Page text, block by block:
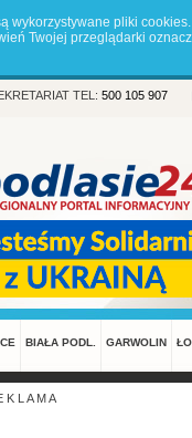
wykorzystywane pliki
Twojej przeglądarki
TEL: 500 105 907
BIAŁA PODL. GARWOLIN
K L A M A